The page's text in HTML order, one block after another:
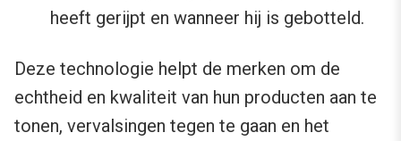
heeft gerijpt en wanneer hij is gebotteld.
Deze technologie helpt de merken om de
echtheid en kwaliteit van hun producten aan te
tonen, vervalsingen tegen te gaan en het